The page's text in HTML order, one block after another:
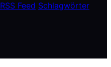
RSS Feed Schlagwörter